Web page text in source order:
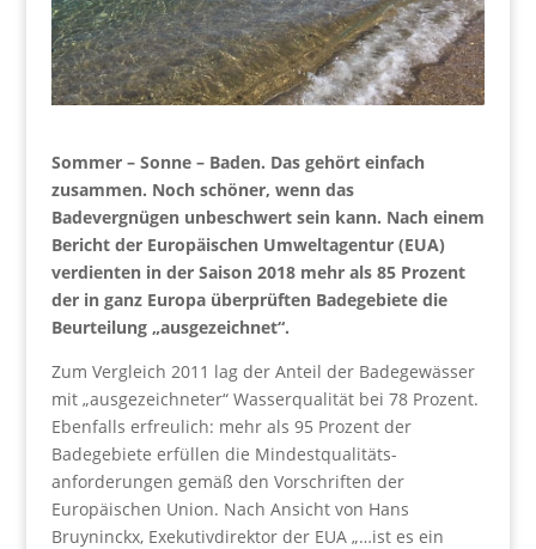
Sommer – Sonne – Baden. Das gehört einfach
zusammen. Noch schöner, wenn das
Badevergnügen unbeschwert sein kann. Nach einem
Bericht der Europäischen Umweltagentur (EUA)
verdienten in der Saison 2018 mehr als 85 Prozent
der in ganz Europa überprüften Badegebiete die
Beurteilung „ausgezeichnet“.
Zum Vergleich 2011 lag der Anteil der Badegewässer
mit „ausgezeichneter“ Wasserqualität bei 78 Prozent.
Ebenfalls erfreulich: mehr als 95 Prozent der
Badegebiete erfüllen die Mindestqualitäts-
anforderungen gemäß den Vorschriften der
Europäischen Union. Nach Ansicht von Hans
Bruyninckx, Exekutivdirektor der EUA „…ist es ein